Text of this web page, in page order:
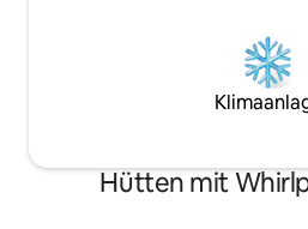
Hütten mit